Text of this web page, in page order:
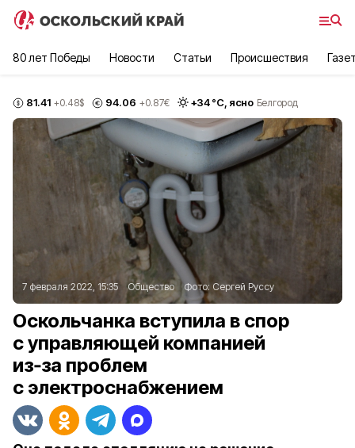
80 лет Победы Новости Статьи Происшествия
81.41 +0.48$ 94.06 +0.87€ +34°С, ясно Белгород
7 февраля 2022, 15:35 Общество Фото: Сергей Руссу
Оскольчанка вступила в спор
с управляющей компанией
из‑за проблем
с электроснабжением